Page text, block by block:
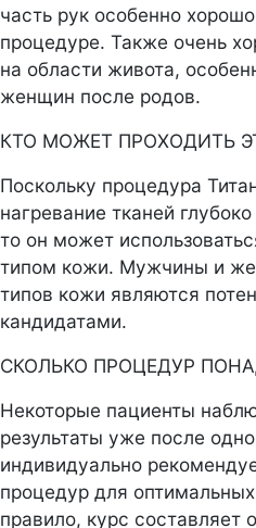
часть рук особенно
процедуре. Также очень
на области живота,
женщин после родов.
КТО МОЖЕТ ПРОХОДИТЬ
Поскольку процедура
нагревание тканей
то он может
типом кожи. Мужчины и
типов кожи являются
кандидатами.
СКОЛЬКО ПРОЦЕДУР
Некоторые пациенты
результаты уже после
индивидуально
процедур для оптимальных
правило, курс составляет